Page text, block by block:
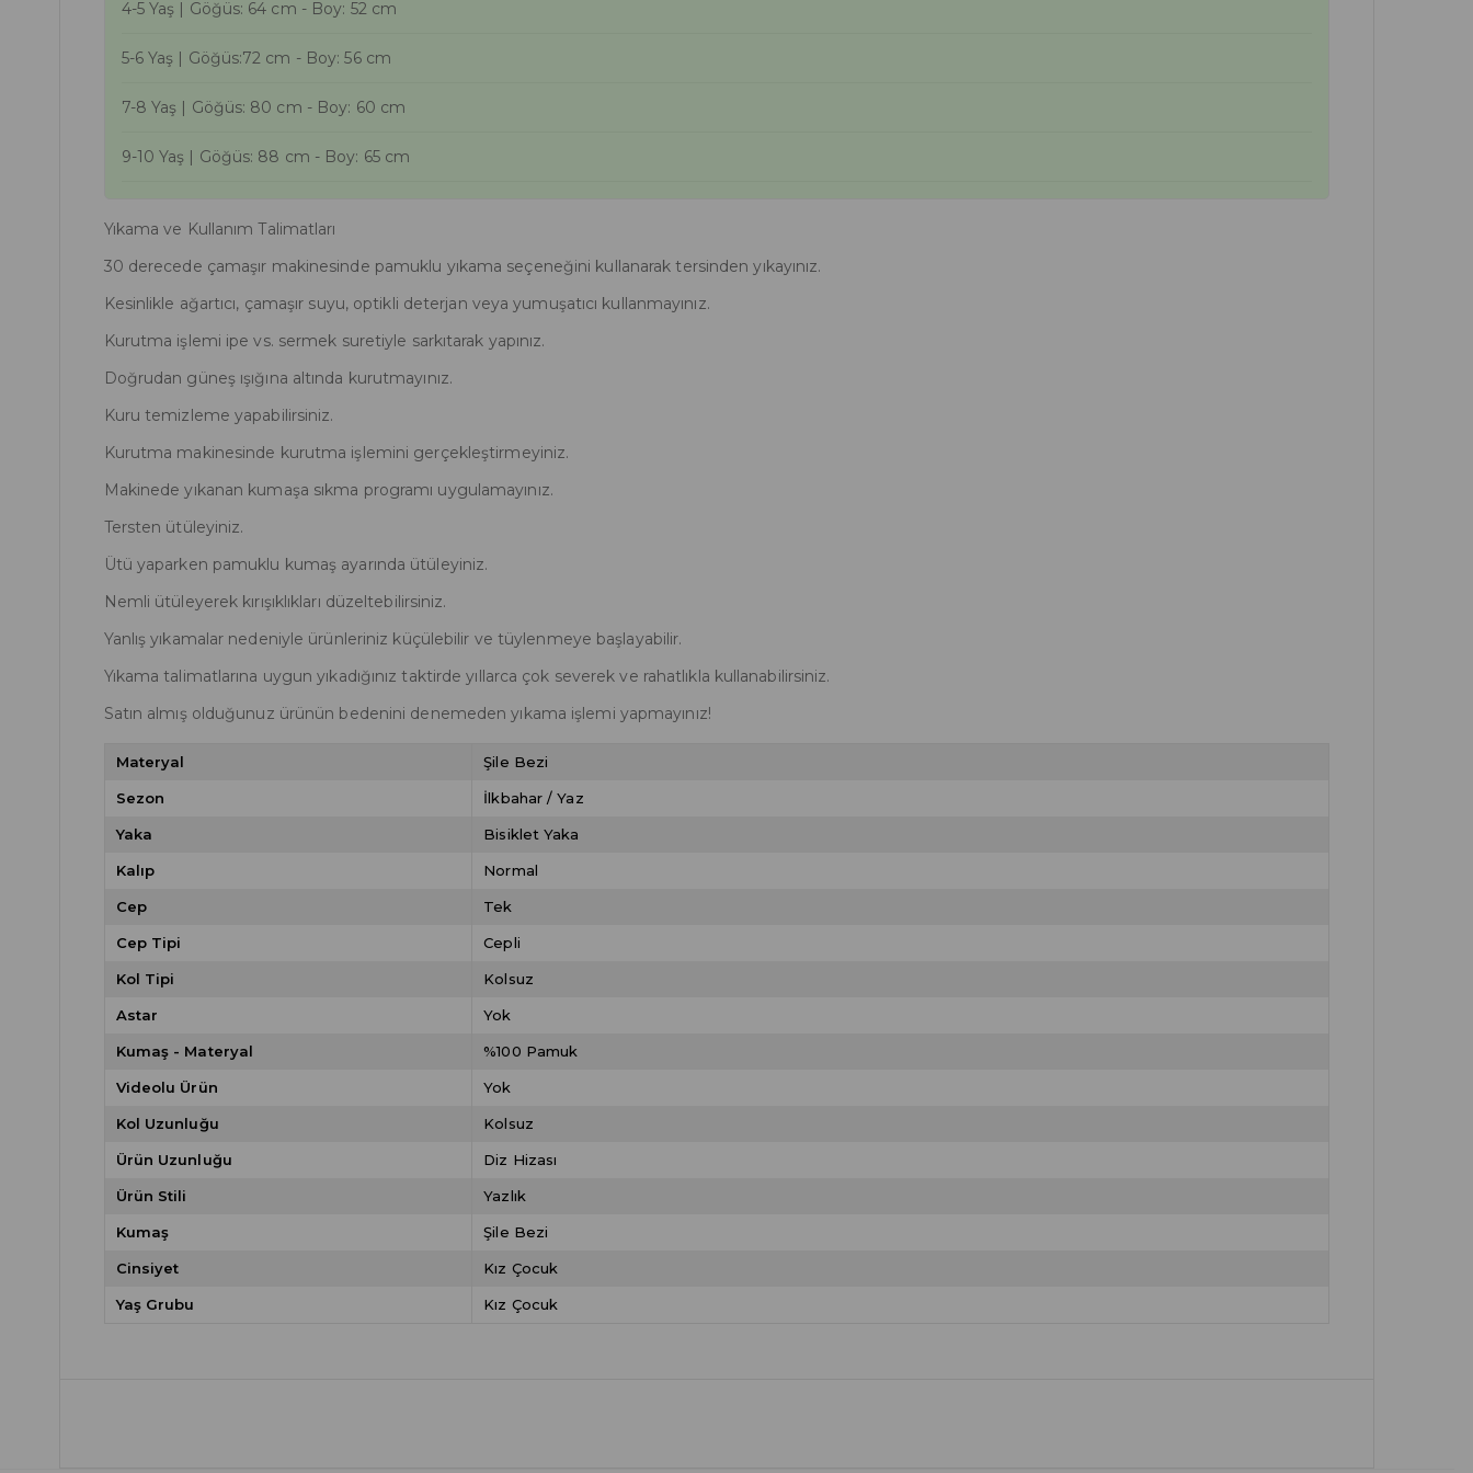
4-5 Yaş | Göğüs: 64 cm - Boy: 52 cm
5-6 Yaş | Göğüs:72 cm - Boy: 56 cm
7-8 Yaş | Göğüs: 80 cm - Boy: 60 cm
9-10 Yaş | Göğüs: 88 cm - Boy: 65 cm
Yıkama ve Kullanım Talimatları
30 derecede çamaşır makinesinde pamuklu yıkama seçeneğini kullanarak tersinden yıkayınız.
Kesinlikle ağartıcı, çamaşır suyu, optikli deterjan veya yumuşatıcı kullanmayınız.
Kurutma işlemi ipe vs. sermek suretiyle sarkıtarak yapınız.
Doğrudan güneş ışığına altında kurutmayınız.
Kuru temizleme yapabilirsiniz.
Kurutma makinesinde kurutma işlemini gerçekleştirmeyiniz.
Makinede yıkanan kumaşa sıkma programı uygulamayınız.
Tersten ütüleyiniz.
Ütü yaparken pamuklu kumaş ayarında ütüleyiniz.
Nemli ütüleyerek kırışıklıkları düzeltebilirsiniz.
Yanlış yıkamalar nedeniyle ürünleriniz küçülebilir ve tüylenmeye başlayabilir.
Yıkama talimatlarına uygun yıkadığınız taktirde yıllarca çok severek ve rahatlıkla kullanabilirsiniz.
Satın almış olduğunuz ürünün bedenini denemeden yıkama işlemi yapmayınız!
Materyal Şile Bezi
Sezon İlkbahar / Yaz
Yaka Bisiklet Yaka
Kalıp Normal
Cep Tek
Cep Tipi Cepli
Kol Tipi Kolsuz
Astar Yok
Kumaş - Materyal %100 Pamuk
Videolu Ürün Yok
Kol Uzunluğu Kolsuz
Ürün Uzunluğu Diz Hizası
Ürün Stili Yazlık
Kumaş Şile Bezi
Cinsiyet Kız Çocuk
Yaş Grubu Kız Çocuk